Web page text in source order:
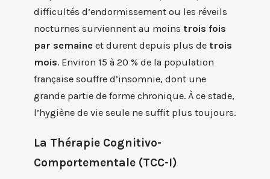
difficultés d’endormissement ou les réveils
nocturnes surviennent au moins trois fois
par semaine et durent depuis plus de trois
mois. Environ 15 à 20 % de la population
française souffre d’insomnie, dont une
grande partie de forme chronique. À ce stade,
l’hygiène de vie seule ne suffit plus toujours.
La Thérapie Cognitivo-
Comportementale (TCC-I)